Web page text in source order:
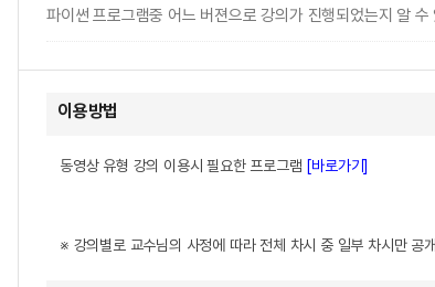
파이썬 프로그램중 어느 버젼으로 강의가 진행되었는지 알
이용방법
동영상 유형 강의 이용시 필요한 프로그램 [바로가기]
※ 강의별로 교수님의 사정에 따라 전체 차시 중 일부 차시만 공